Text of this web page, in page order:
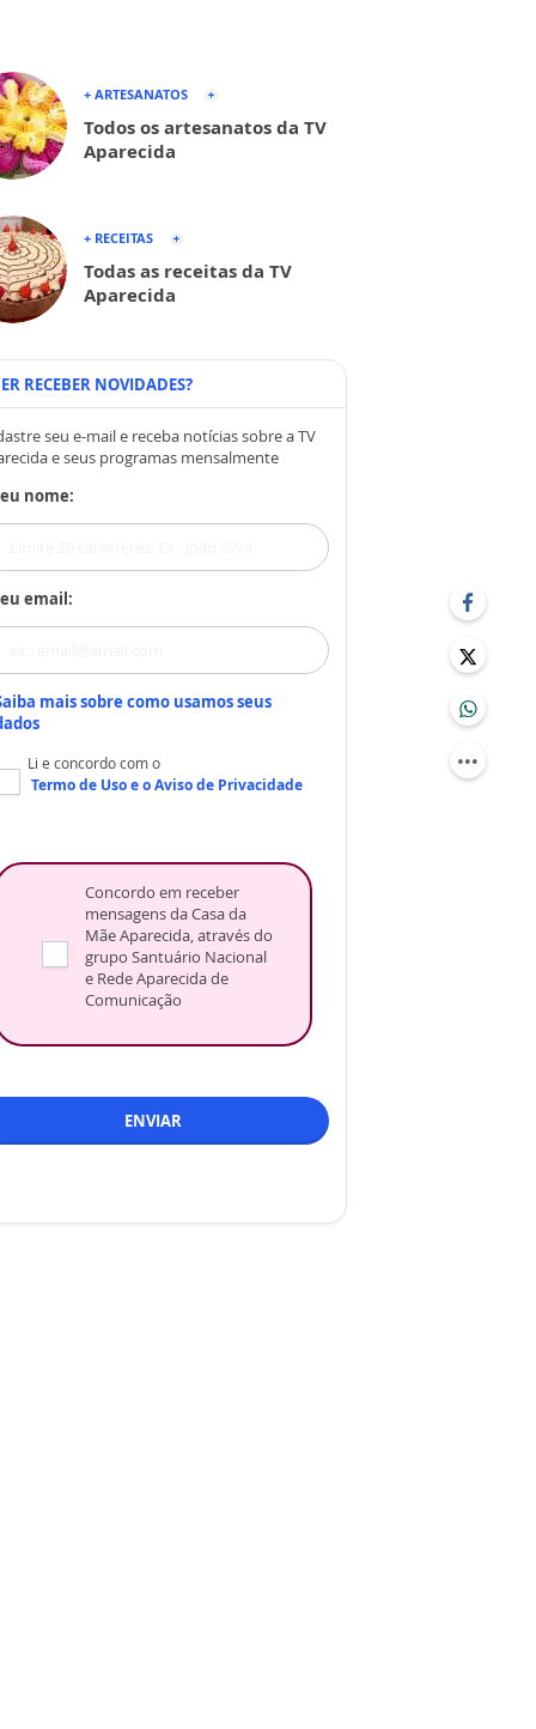
+ ARTESANATOS
Todos os artesanatos da TV
Aparecida
+ RECEITAS
Todas as receitas da TV
Aparecida
RECEBER NOVIDADES?
seu e-mail e receba notícias sobre a TV
e seus programas mensalmente
nome:
email:
mais sobre como usamos seus
Li e concordo com o
Termo de Usoe oAviso de Privacidade
Concordo em receber
mensagens da Casa da
Mãe Aparecida, através do
grupo Santuário Nacional
e Rede Aparecida de
Comunicação
ENVIAR